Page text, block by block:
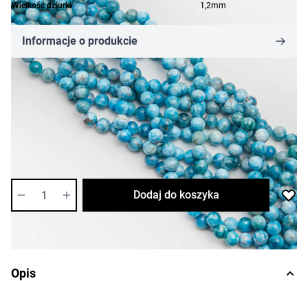
Wielkość dziurki
1,2mm
Informacje o produkcie
62,73 zł 43,91 zł -30%
Cena za opakowanie
Ilość w opakowaniu: 47 szt.
Najniższa cena w przeciągu 30 dni przed promocją:62,73 zł
Dostępność:średnia
Dodaj do koszyka
Opis